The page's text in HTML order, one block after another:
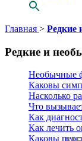
Перейти
содержимому
Главная > Редкие
Редкие и
Необычные
Каковы
Насколько
Что
Как
Как лечить
Каковы